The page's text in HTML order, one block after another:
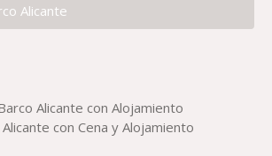
Alicante
Alicante con Alojamiento
con Cena y Alojamiento